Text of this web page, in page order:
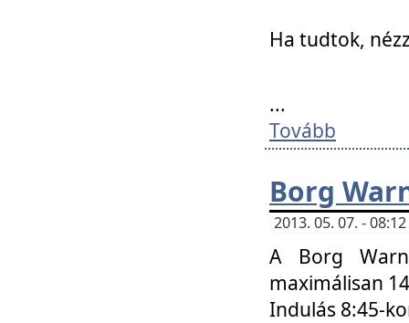
Ha tudtok,
...
Tovább
Borg
2013. 05. 07. -
A Borg
maximálisan
Indulás 8:45-